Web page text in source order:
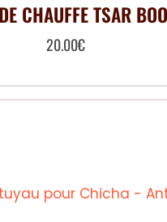
CHAUFFE TSAR
20.00€